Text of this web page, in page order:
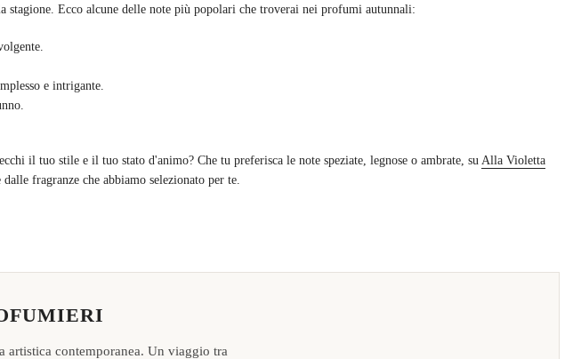
Ecco alcune delle note più popolari che troverai nei profumi autunnali:
e intrigante.
il tuo stile e il tuo stato d'animo? Che tu preferisca le note speziate, legnose o ambrate, su Alla Violetta
fragranze che abbiamo selezionato per te.
contemporanea. Un viaggio tra